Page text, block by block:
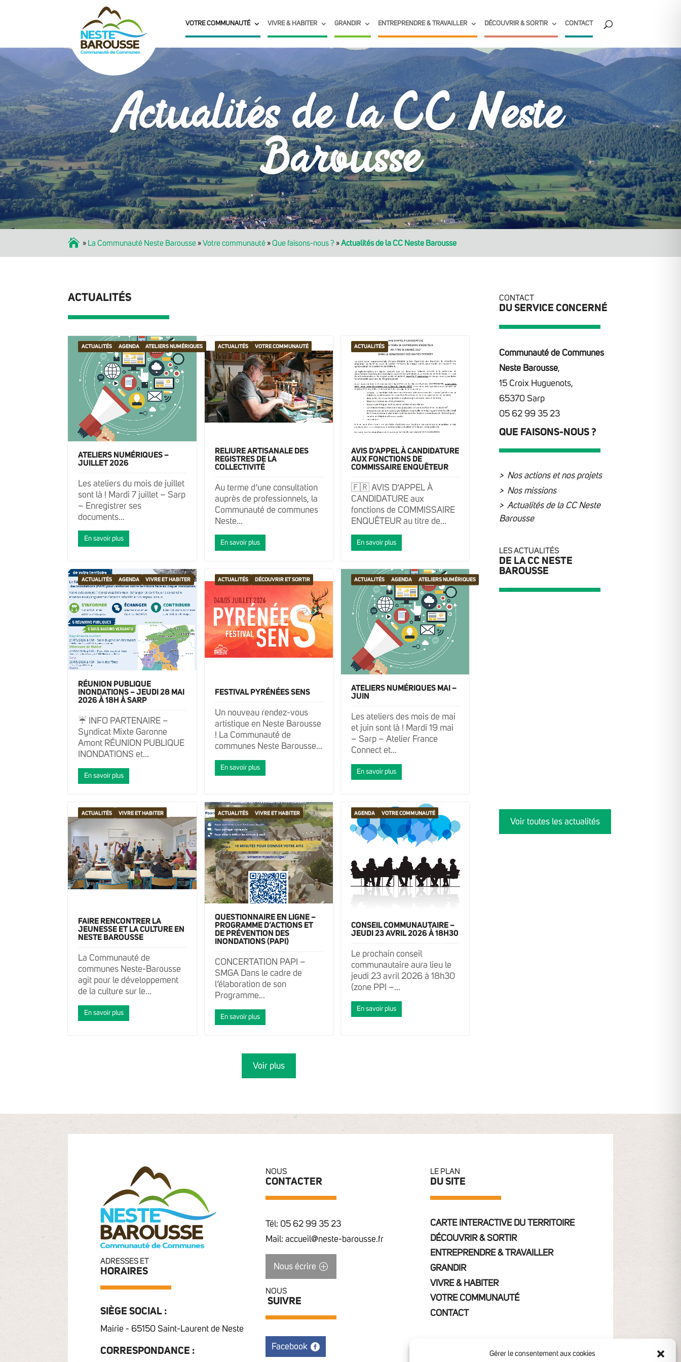
Gérer le consentement aux cookies
VOTRE COMMUNAUTÉ VIVRE & HABITER GRANDIR ENTREPRENDRE & TRAVAILLER DÉCOUVRIR & SORTIR CONTACT
Actualités de la CC Neste
Barousse
Accueil » La Communauté Neste Barousse »Votre communauté »Que faisons-nous ? »Actualités de la CC Neste Barousse
ACTUALITÉS
ACTUALITÉS AGENDA ATELIERS NUMÉRIQUES
ATELIERS NUMÉRIQUES –
JUILLET 2026
Les ateliers du mois de juillet
sont là ! Mardi 7 juillet – Sarp
– Enregistrer ses
documents...
En savoir plus
ACTUALITÉS VOTRE COMMUNAUTÉ
RELIURE ARTISANALE DES
REGISTRES DE LA
COLLECTIVITÉ
Au terme d’une consultation
auprès de professionnels, la
Communauté de communes
Neste...
En savoir plus
ACTUALITÉS
AVIS D’APPEL À CANDIDATURE
AUX FONCTIONS DE
COMMISSAIRE ENQUÊTEUR
🇫🇷 AVIS D’APPEL À
CANDIDATURE aux
fonctions de COMMISSAIRE
ENQUÊTEUR au titre de...
En savoir plus
ACTUALITÉS AGENDA VIVRE ET HABITER
RÉUNION PUBLIQUE
INONDATIONS – JEUDI 28 MAI
2026 À 18H À SARP
☔ INFO PARTENAIRE –
Syndicat Mixte Garonne
Amont RÉUNION PUBLIQUE
INONDATIONS et...
En savoir plus
ACTUALITÉS DÉCOUVRIR ET SORTIR
FESTIVAL PYRÉNÉES SENS
Un nouveau rendez-vous
artistique en Neste Barousse
! La Communauté de
communes Neste Barousse...
En savoir plus
ACTUALITÉS AGENDA ATELIERS NUMÉRIQUES
ATELIERS NUMÉRIQUES MAI –
JUIN
Les ateliers des mois de mai
et juin sont là ! Mardi 19 mai
– Sarp – Atelier France
Connect et...
En savoir plus
ACTUALITÉS VIVRE ET HABITER
FAIRE RENCONTRER LA
JEUNESSE ET LA CULTURE EN
NESTE BAROUSSE
La Communauté de
communes Neste-Barousse
agit pour le développement
de la culture sur le...
En savoir plus
ACTUALITÉS VIVRE ET HABITER
QUESTIONNAIRE EN LIGNE –
PROGRAMME D’ACTIONS ET
DE PRÉVENTION DES
INONDATIONS (PAPI)
CONCERTATION PAPI –
SMGA Dans le cadre de
l’élaboration de son
Programme...
En savoir plus
AGENDA VOTRE COMMUNAUTÉ
CONSEIL COMMUNAUTAIRE –
JEUDI 23 AVRIL 2026 À 18H30
Le prochain conseil
communautaire aura lieu le
jeudi 23 avril 2026 à 18h30
(zone PPI –...
En savoir plus
Voir plus
CONTACT
DU SERVICE CONCERNÉ
Communauté de Communes
Neste Barousse,
15 Croix Huguenots,
65370 Sarp
05 62 99 35 23
QUE FAISONS-NOUS ?
Nos actions et nos projets
Nos missions
Actualités de la CC Neste
Barousse
LES ACTUALITÉS
DE LA CC NESTE
BAROUSSE
Voir toutes les actualités
ADRESSES ET
HORAIRES
SIÈGE SOCIAL :
Mairie - 65150 Saint-Laurent de Neste
CORRESPONDANCE :
NOUS
CONTACTER
Tél: 05 62 99 35 23
Mail: accueil@neste-barousse.fr
Nous écrire
NOUS
SUIVRE
Facebook
LE PLAN
DU SITE
CARTE INTERACTIVE DU TERRITOIRE
DÉCOUVRIR & SORTIR
ENTREPRENDRE & TRAVAILLER
GRANDIR
VIVRE & HABITER
VOTRE COMMUNAUTÉ
CONTACT